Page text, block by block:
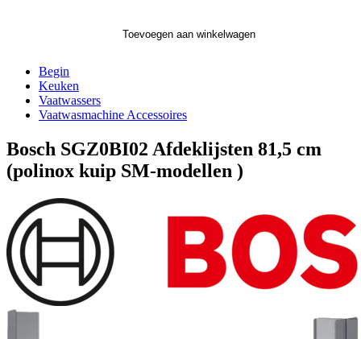
Toevoegen aan winkelwagen
Begin
Keuken
Vaatwassers
Vaatwasmachine Accessoires
Bosch SGZ0BI02 Afdeklijsten 81,5 cm
(polinox kuip SM-modellen )